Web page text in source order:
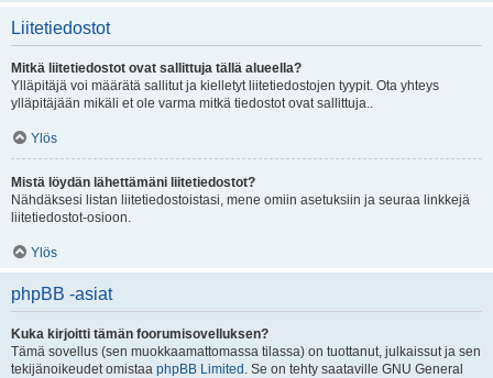
Liitetiedostot
Mitkä liitetiedostot ovat sallittuja tällä alueella?
Ylläpitäjä voi määrätä sallitut ja kielletyt liitetiedostojen tyypit. Ota yhteys
ylläpitäjään mikäli et ole varma mitkä tiedostot ovat sallittuja..
Ylös
Mistä löydän lähettämäni liitetiedostot?
Nähdäksesi listan liitetiedostoistasi, mene omiin asetuksiin ja seuraa linkkejä
liitetiedostot-osioon.
Ylös
phpBB -asiat
Kuka kirjoitti tämän foorumisovelluksen?
Tämä sovellus (sen muokkaamattomassa tilassa) on tuottanut, julkaissut ja sen
tekijänoikeudet omistaa phpBB Limited . Se on tehty saataville GNU General